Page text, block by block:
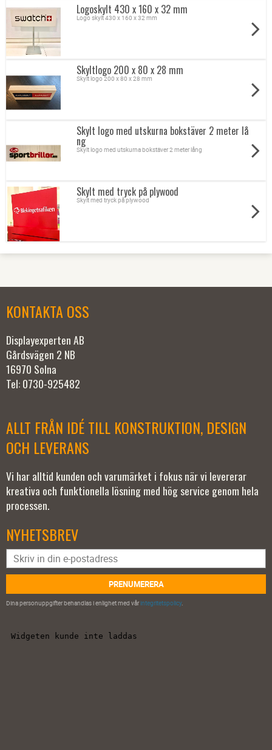
Logoskylt 430 x 160 x 32 mm
Logo skylt 430 x 160 x 32 mm
Skyltlogo 200 x 80 x 28 mm
Skylt logo 200 x 80 x 28 mm
Skylt logo med utskurna bokstäver 2 meter lå
ng
Skylt logo med utskurna bokstäver 2 meter lång
Skylt med tryck på plywood
Skylt med tryck på plywood
KONTAKTA OSS
Displayexperten AB
Gårdsvägen 2 NB
16970 Solna
Tel: 0730-925482
ALLT FRÅN IDÉ TILL KONSTRUKTION, DESIGN
OCH LEVERANS
Vi har alltid kunden och varumärket i fokus när vi levererar
kreativa och funktionella lösning med hög service genom hela
processen.
NYHETSBREV
PRENUMERERA
Dina personuppgifter behandlas i enlighet med vårintegritetspolicy.